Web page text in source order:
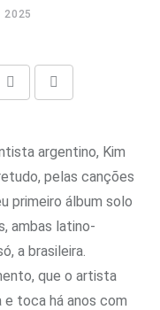
2025
Email
argentino, Kim
pelas canções
primeiro álbum solo
ambas latino-
a brasileira.
que o artista
e toca há anos com